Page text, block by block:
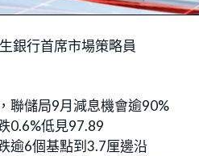
銀行首席市場策略員
聯儲局9月減息機會逾90%
0.6%低見97.89
逾6個基點到3.7厘邊沿